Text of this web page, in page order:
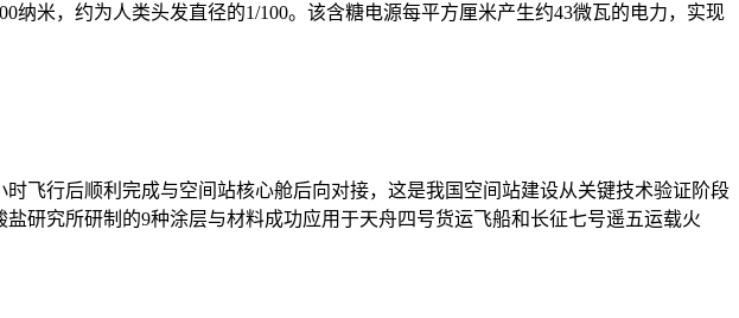
米，约为人类头发直径的1/100。该含糖电源每平方厘米产生约43微瓦的电力，实现
飞行后顺利完成与空间站核心舱后向对接，这是我国空间站建设从关键技术验证阶段
研究所研制的9种涂层与材料成功应用于天舟四号货运飞船和长征七号遥五运载火